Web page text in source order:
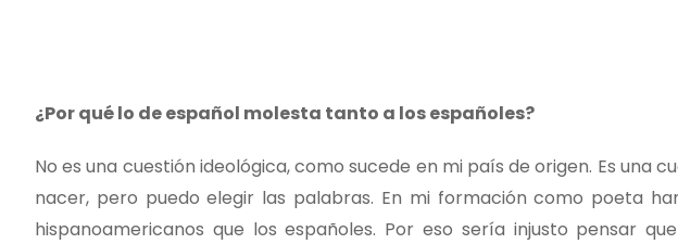
¿Por qué lo de español molesta tanto a los españoles?
No es una cuestión ideológica, como sucede en mi país de origen. Es una
nacer, pero puedo elegir las palabras. En mi formación como poeta
hispanoamericanos que los españoles. Por eso sería injusto pensar